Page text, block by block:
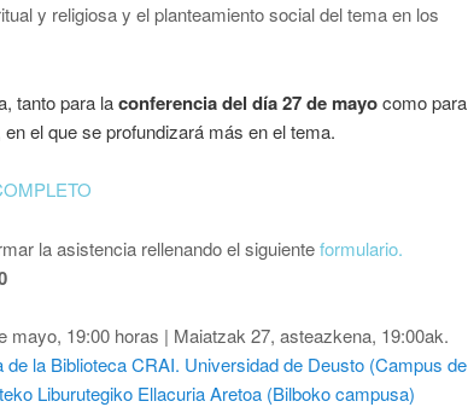
y religiosa y el planteamiento social del tema en los
tanto para laconferencia del día27 de mayocomo para
en el que se profundizará más en el tema.
la asistencia rellenando el siguienteformulario.
mayo, 19:00 horas | Maiatzak 27, asteazkena, 19:00ak.
de la Biblioteca CRAI. Universidad de Deusto (Campus de
Liburutegiko Ellacuria Aretoa (Bilboko campusa)